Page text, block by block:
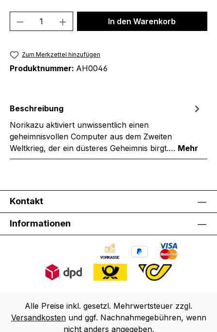
Produkt Anzahl: Gib denIn den Warenkorb
Zum Merkzettel hinzufügen
Produktnummer: AH0046
Beschreibung
Norikazu aktiviert unwissentlich einen
geheimnisvollen Computer aus dem Zweiten
Weltkrieg, der ein düsteres Geheimnis birgt.… Mehr
Kontakt
Informationen
Alle Preise inkl. gesetzl. Mehrwertsteuer zzgl.
Versandkostenund ggf. Nachnahmegebühren, wenn
nicht anders angegeben.